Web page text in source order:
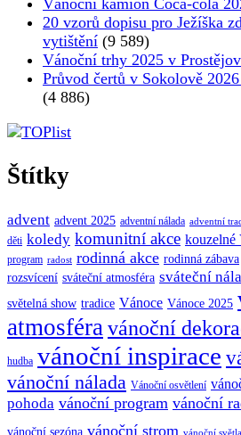
Vánoční kamion Coca-cola
20 vzorů dopisu pro Ježíška
vytištění (9 589)
Vánoční trhy 2025 v
Průvod čertů v Sokolově
(4 886)
Štítky
advent advent 2025 adventní nálada adventní
děti koledy komunitní akce kouzelné
program radost rodinná akce rodinná zábava
rozsvícení sváteční atmosféra sváteční
světelná show tradice Vánoce Vánoce 2025
atmosféravánoční
hudba vánoční inspirace
vánoční nálada Vánoční osvětlení
pohoda vánoční program vánoční
vánoční sezóna vánoční strom vánoční světla